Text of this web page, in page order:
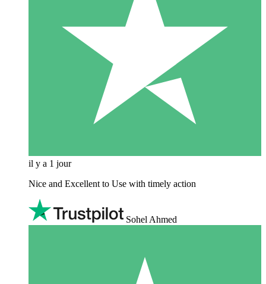
il y a 1 jour
Nice and Excellent to Use with timely action
Sohel Ahmed